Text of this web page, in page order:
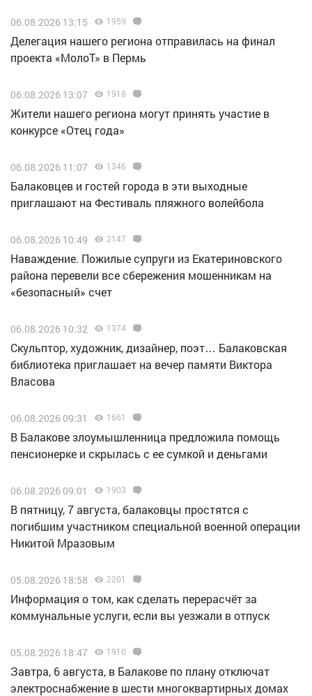
06.08.2026 13:15 1959
Делегация нашего региона отправилась на финал
проекта «МолоТ» в Пермь
06.08.2026 13:07 1918
Жители нашего региона могут принять участие в
конкурсе «Отец года»
06.08.2026 11:07 1346
Балаковцев и гостей города в эти выходные
приглашают на Фестиваль пляжного волейбола
06.08.2026 10:49 2147
Наваждение. Пожилые супруги из Екатериновского
района перевели все сбережения мошенникам на
«безопасный» счет
06.08.2026 10:32 1374
Скульптор, художник, дизайнер, поэт… Балаковская
библиотека приглашает на вечер памяти Виктора
Власова
06.08.2026 09:31 1661
В Балакове злоумышленница предложила помощь
пенсионерке и скрылась с ее сумкой и деньгами
06.08.2026 09:01 1903
В пятницу, 7 августа, балаковцы простятся с
погибшим участником специальной военной операции
Никитой Мразовым
05.08.2026 18:58 2201
Информация о том, как сделать перерасчёт за
коммунальные услуги, если вы уезжали в отпуск
05.08.2026 18:47 1910
Завтра, 6 августа, в Балакове по плану отключат
электроснабжение в шести многоквартирных домах